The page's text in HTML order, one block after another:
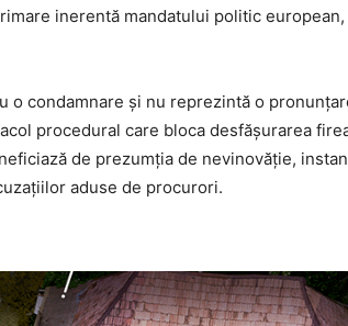
inerentă mandatului politic
o condamnare și nu reprezintă o
procedural care bloca desfășurarea
de prezumția de nevinovăție,
aduse de procurori.